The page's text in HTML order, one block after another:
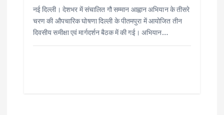
नई दिल्ली। देशभर में संचालित गौ सम्मान आह्वान अभियान के तीसरे
चरण की औपचारिक घोषणा दिल्ली के पीतमपुरा में आयोजित तीन
दिवसीय समीक्षा एवं मार्गदर्शन बैठक में की गई। अभियान…